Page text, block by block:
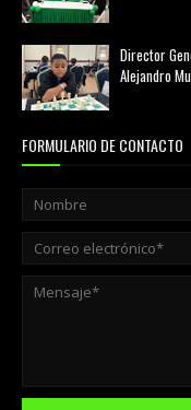
Director
Alejandro
FORMULARIO DE CONTACTO